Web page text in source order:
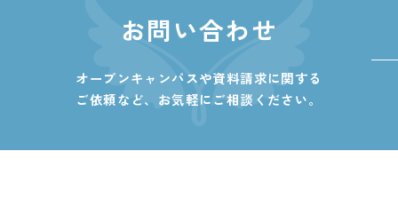
お問い合わせ
オープンキャンパスや資料請求に関する
ご依頼など、 お気軽にご相談ください。